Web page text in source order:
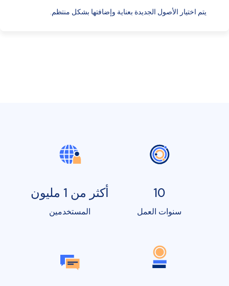
يتم اختيار الأصول الجديدة بعناية وإضافتها بشكل منتظم.
10
سنوات العمل
أكثر من 1 مليون
المستخدمين